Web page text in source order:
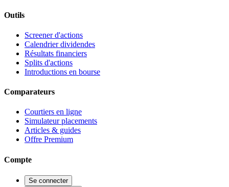
Outils
Screener d'actions
Calendrier dividendes
Résultats financiers
Splits d'actions
Introductions en bourse
Comparateurs
Courtiers en ligne
Simulateur placements
Articles & guides
Offre Premium
Compte
Se connecter